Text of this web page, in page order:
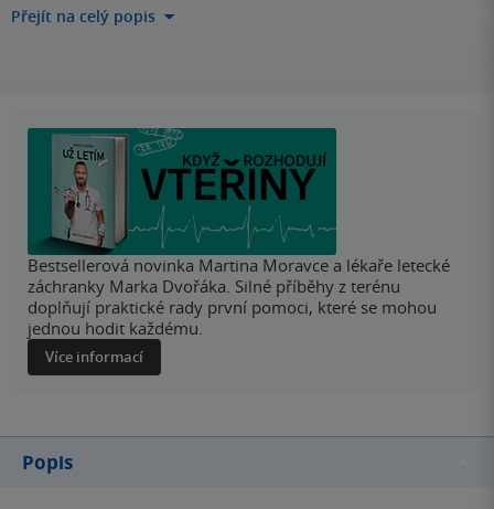
Přejít na celý popis
Bestsellerová novinka Martina Moravce a lékaře letecké
záchranky Marka Dvořáka. Silné příběhy z terénu
doplňují praktické rady první pomoci, které se mohou
jednou hodit každému.
Více informací
Popis